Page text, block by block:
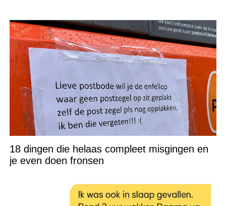
18 dingen die helaas compleet misgingen en
je even doen fronsen